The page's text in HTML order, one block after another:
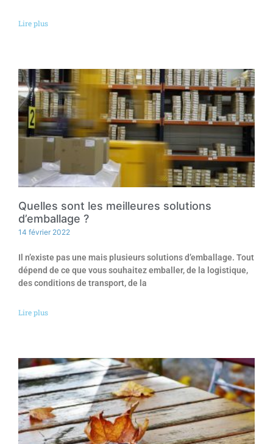
Lire plus
Quelles sont les meilleures solutions
d’emballage ?
14 février 2022
Il n’existe pas une mais plusieurs solutions d’emballage. Tout
dépend de ce que vous souhaitez emballer, de la logistique,
des conditions de transport, de la
Lire plus